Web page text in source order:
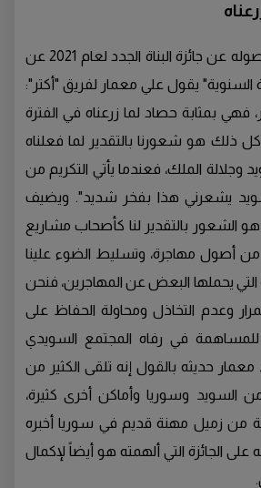
وعن مشاعره بعد حصوله عن جائزة البناة الجدد لعام 2021 عن
السنوية" يقول علي معمار لفريق "أكتر":
فهي بمثابة حصاد لما زرعناه في الفترة
ذلك هو شعورنا بالتقدير لما فعلناه
الملك، فعندما يأتي التكريم من
يشعرني هذا بفخر شديد". ويضيف
هو الشعور بالتقدير لنا كأصحاب مشاريع
من أصول مهاجرة، وتسليط الضوء علينا
التي يحملها البعض عن المهاجرين، فنحن
وعدم التخاذل ومحاولة الحفاظ على
للمساهمة في رفاه المجتمع السويدي
معمار حديثه بالقول إنه تلقى الكثير من
من السويد وسوريا وأماكن أخرى كثيرة،
من زميل مهنة قديم في سوريا أخبره
الجائزة التي ألهمته هو أيضاً لإكمال